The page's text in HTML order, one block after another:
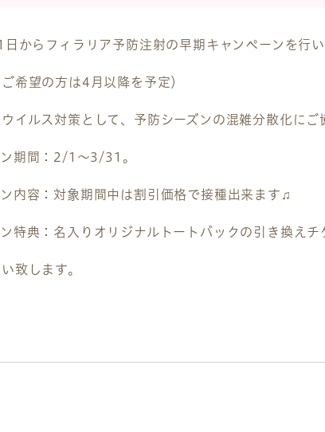
からフィラリア予防注射の早期キャンペーンを行い
ご希望の方は4月以降を予定）
イルス対策として、予防シーズンの混雑分散化にご
期間：2/1～3/31。
内容：対象期間中は割引価格で接種出来ます♫
特典：名入りオリジナルトートバックの引き換えチ
致します。